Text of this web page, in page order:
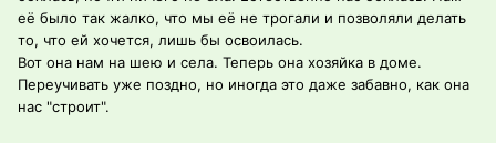
её было так жалко, что мы её не трогали и позволяли делать
то, что ей хочется, лишь бы освоилась.
Вот она нам на шею и села. Теперь она хозяйка в доме.
Переучивать уже поздно, но иногда это даже забавно, как она
нас "строит".